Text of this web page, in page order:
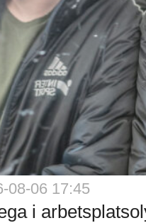
08-06 17:45
i